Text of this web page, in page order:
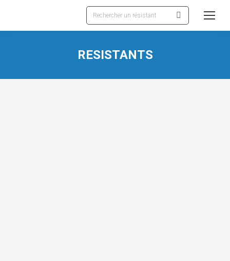
Recherche
:
RESISTANTS